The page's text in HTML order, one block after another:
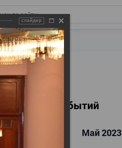
Календарь событий
‹ Май 2023
слайдер